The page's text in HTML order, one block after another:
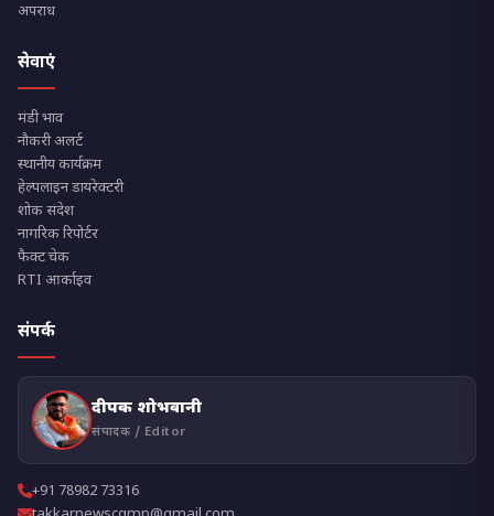
अपराध
सेवाएं
मंडी भाव
नौकरी अलर्ट
स्थानीय कार्यक्रम
हेल्पलाइन डायरेक्टरी
शोक संदेश
नागरिक रिपोर्टर
फैक्ट चेक
RTI आर्काइव
संपर्क
दीपक शोभवानी
संपादक / Editor
+91 78982 73316